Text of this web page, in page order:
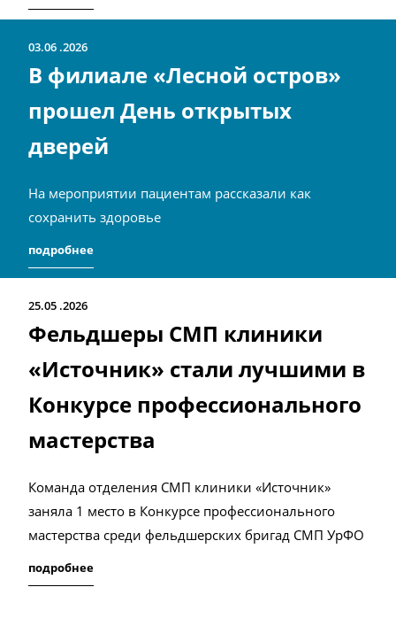
03.06 2026
В филиале «Лесной остров»
прошел День открытых
дверей
На мероприятии пациентам рассказали как
сохранить здоровье
подробнее
25.05 2026
Фельдшеры СМП клиники
«Источник» стали лучшими в
Конкурсе профессионального
мастерства
Команда отделения СМП клиники «Источник»
заняла 1 место в Конкурсе профессионального
мастерства среди фельдшерских бригад СМП УрФО
подробнее